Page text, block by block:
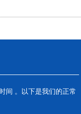
间 。以下是我们的正常